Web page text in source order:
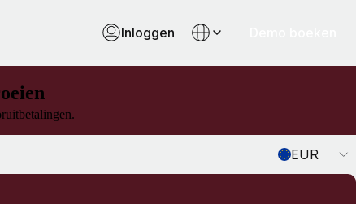
Inloggen
EUR